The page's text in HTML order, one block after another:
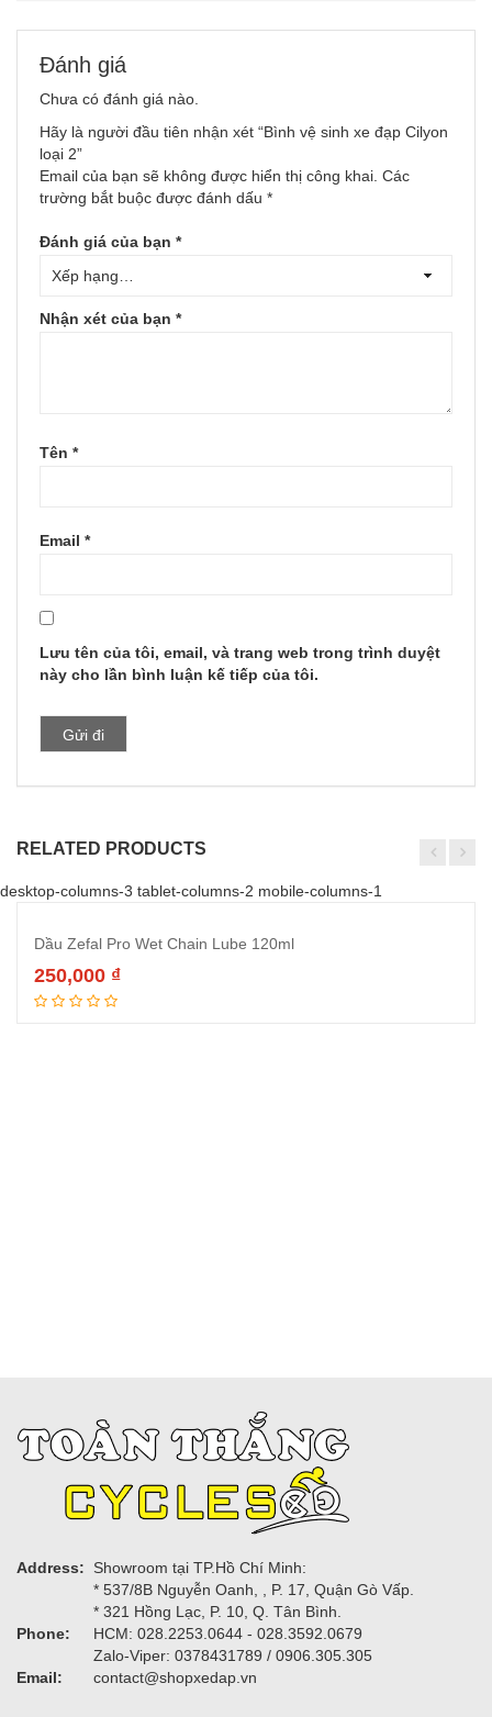
Đánh giá
Chưa có đánh giá nào.
Hãy là người đầu tiên nhận xét “Bình vệ sinh xe đạp Cilyon
loại 2”
Email của bạn sẽ không được hiển thị công khai. Các
trường bắt buộc được đánh dấu *
Đánh giá của bạn *
Nhận xét của bạn *
Tên *
Email *
Lưu tên của tôi, email, và trang web trong trình duyệt
này cho lần bình luận kế tiếp của tôi.
RELATED PRODUCTS
desktop-columns-3 tablet-columns-2 mobile-columns-1
Dầu Zefal Pro Wet Chain Lube 120ml
250,000 ₫
Address:
Showroom tại TP.Hồ Chí Minh:
* 537/8B Nguyễn Oanh, , P. 17, Quận Gò Vấp.
* 321 Hồng Lạc, P. 10, Q. Tân Bình.
Phone:
HCM: 028.2253.0644 - 028.3592.0679
Zalo-Viper: 0378431789 / 0906.305.305
Email:
contact@shopxedap.vn